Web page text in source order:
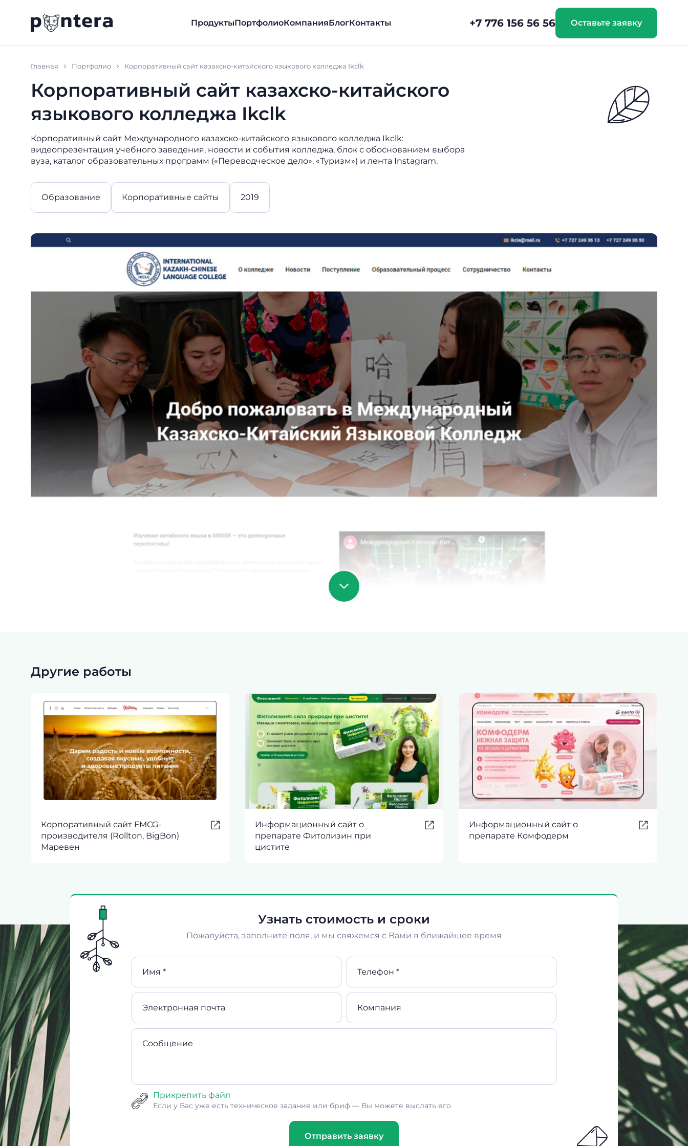
ПродуктыПортфолиоКомпанияБлогКонтакты +7 776 156 56 56 Оставьте заявку
Главная Портфолио Корпоративный сайт казахско-китайского языкового колледжа Ikclk
Корпоративный сайт казахско-китайского
языкового колледжа Ikclk
Корпоративный сайт Международного казахско-китайского языкового колледжа Ikclk:
видеопрезентация учебного заведения, новости и события колледжа, блок с обоснованием выбора
вуза, каталог образовательных программ («Переводческое дело», «Туризм») и лента Instagram.
Образование Корпоративные сайты 2019
Другие работы
Корпоративный сайт FMCG-
производителя (Rollton, BigBon)
Маревен
Информационный сайт о
препарате Фитолизин при
цистите
Информационный сайт о
препарате Комфодерм
Узнать стоимость и сроки
Пожалуйста, заполните поля, и мы свяжемся с Вами в ближайшее время
Имя * Телефон *
Электронная почта Компания
Сообщение
Прикрепить файл
Если у Вас уже есть техническое задание или бриф — Вы можете выслать его
Отправить заявку